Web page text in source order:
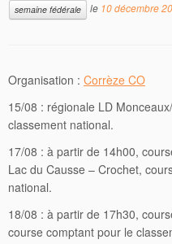
semaine fédérale
le 10 décembre
Organisation : Corrèze CO
15/08 : régionale LD
classement national.
17/08 : à partir de 14h00,
Lac du Causse – Crochet,
national.
18/08 : à partir de 17h30,
course comptant pour le